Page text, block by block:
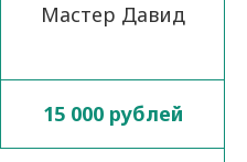
Мастер Давид
15 000 рублей